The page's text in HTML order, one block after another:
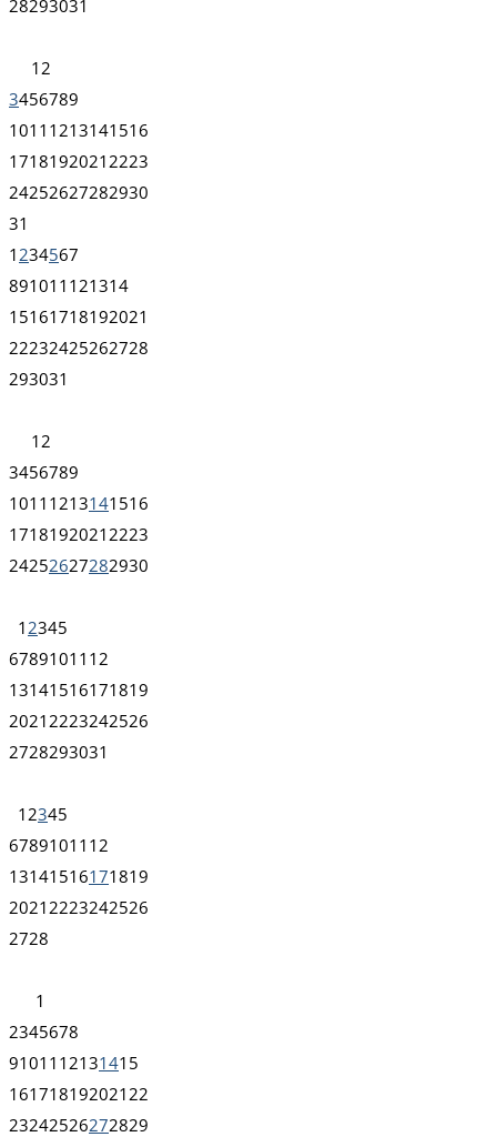
28293031
1 2
3456789
1011 1213141516
1718192021 2223
24252627282930
31
1 234567
891011 121314
15161718192021
22232425262728
293031
1 2
3456789
1011 1213141516
1718192021 2223
24252627282930
1 2345
67891011 12
13141516171819
2021 2223242526
2728293031
1 2345
67891011 12
13141516171819
2021 2223242526
2728
1
2345678
91011 12131415
161718192021 22
23242526272829